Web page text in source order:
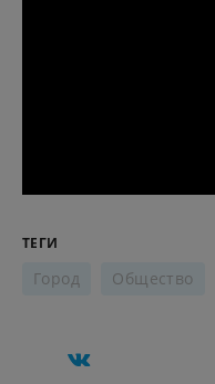
ТЕГИ
Город Общество